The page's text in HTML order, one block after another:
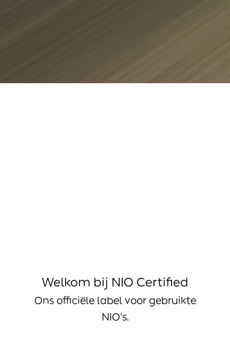
Welkom bij NIO Certified
Ons officiële label voor gebruikte
NIO's.